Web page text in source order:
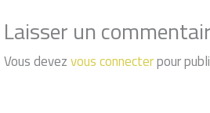
Laisser un
Vous devezvous connecterpour